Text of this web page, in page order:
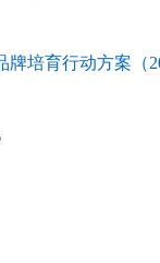
牌培育行动方案（